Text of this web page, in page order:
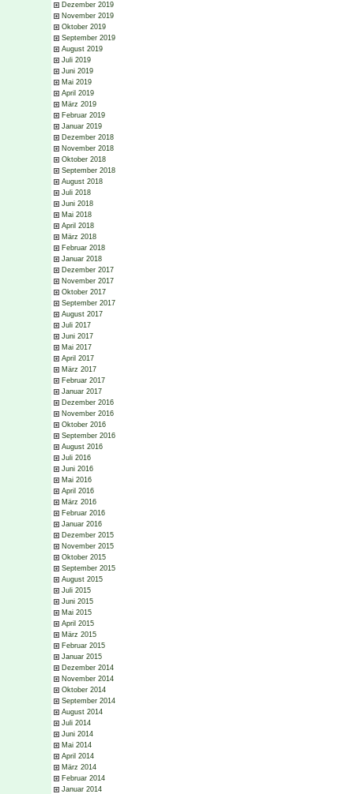
Dezember 2019
November 2019
Oktober 2019
September 2019
August 2019
Juli 2019
Juni 2019
Mai 2019
April 2019
März 2019
Februar 2019
Januar 2019
Dezember 2018
November 2018
Oktober 2018
September 2018
August 2018
Juli 2018
Juni 2018
Mai 2018
April 2018
März 2018
Februar 2018
Januar 2018
Dezember 2017
November 2017
Oktober 2017
September 2017
August 2017
Juli 2017
Juni 2017
Mai 2017
April 2017
März 2017
Februar 2017
Januar 2017
Dezember 2016
November 2016
Oktober 2016
September 2016
August 2016
Juli 2016
Juni 2016
Mai 2016
April 2016
März 2016
Februar 2016
Januar 2016
Dezember 2015
November 2015
Oktober 2015
September 2015
August 2015
Juli 2015
Juni 2015
Mai 2015
April 2015
März 2015
Februar 2015
Januar 2015
Dezember 2014
November 2014
Oktober 2014
September 2014
August 2014
Juli 2014
Juni 2014
Mai 2014
April 2014
März 2014
Februar 2014
Januar 2014